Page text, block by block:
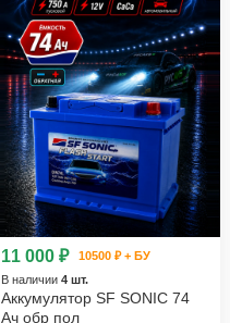
11 000 ₽
10500 ₽ + БУ
В наличии 4 шт.
Аккумулятор SF SONIC 74
Ач обр пол